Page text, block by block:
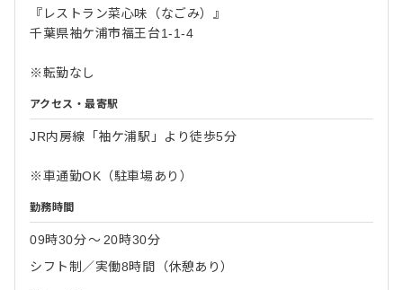
『レストラン菜心味（なごみ）』
千葉県袖ケ浦市福王台1-1-4
※転勤なし
アクセス・最寄駅
JR内房線「袖ケ浦駅」より徒歩5分
※車通勤OK（駐車場あり）
勤務時間
09時30分〜 20時30分
シフト制／実働8時間（休憩あり）